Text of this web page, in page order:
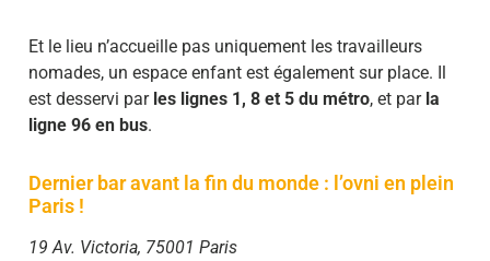
Et le lieu n’accueille pas uniquement les travailleurs
nomades, un espace enfant est également sur place. Il
est desservi par les lignes 1, 8 et 5 du métro, et par la
ligne 96 en bus.
Dernier bar avant la fin du monde : l’ovni en plein
Paris !
19 Av. Victoria, 75001 Paris